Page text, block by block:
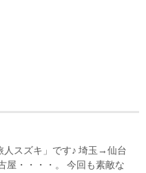
人スズキ」です♪ 埼玉→仙台
・・・・。 今回も素敵な